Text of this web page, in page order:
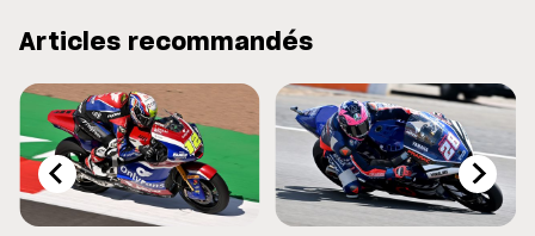
Articles recommandés